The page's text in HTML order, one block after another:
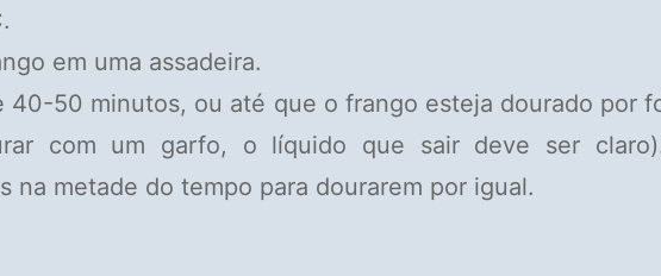
em uma assadeira.
40-50 minutos, ou até que o frango esteja dourado por
com um garfo, o líquido que sair deve ser
na metade do tempo para dourarem por igual.